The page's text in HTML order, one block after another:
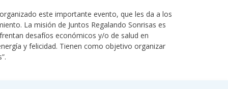
este importante evento, que les da a los
La misión de Juntos Regalando Sonrisas es
desafíos económicos y/o de salud en
y felicidad. Tienen como objetivo organizar